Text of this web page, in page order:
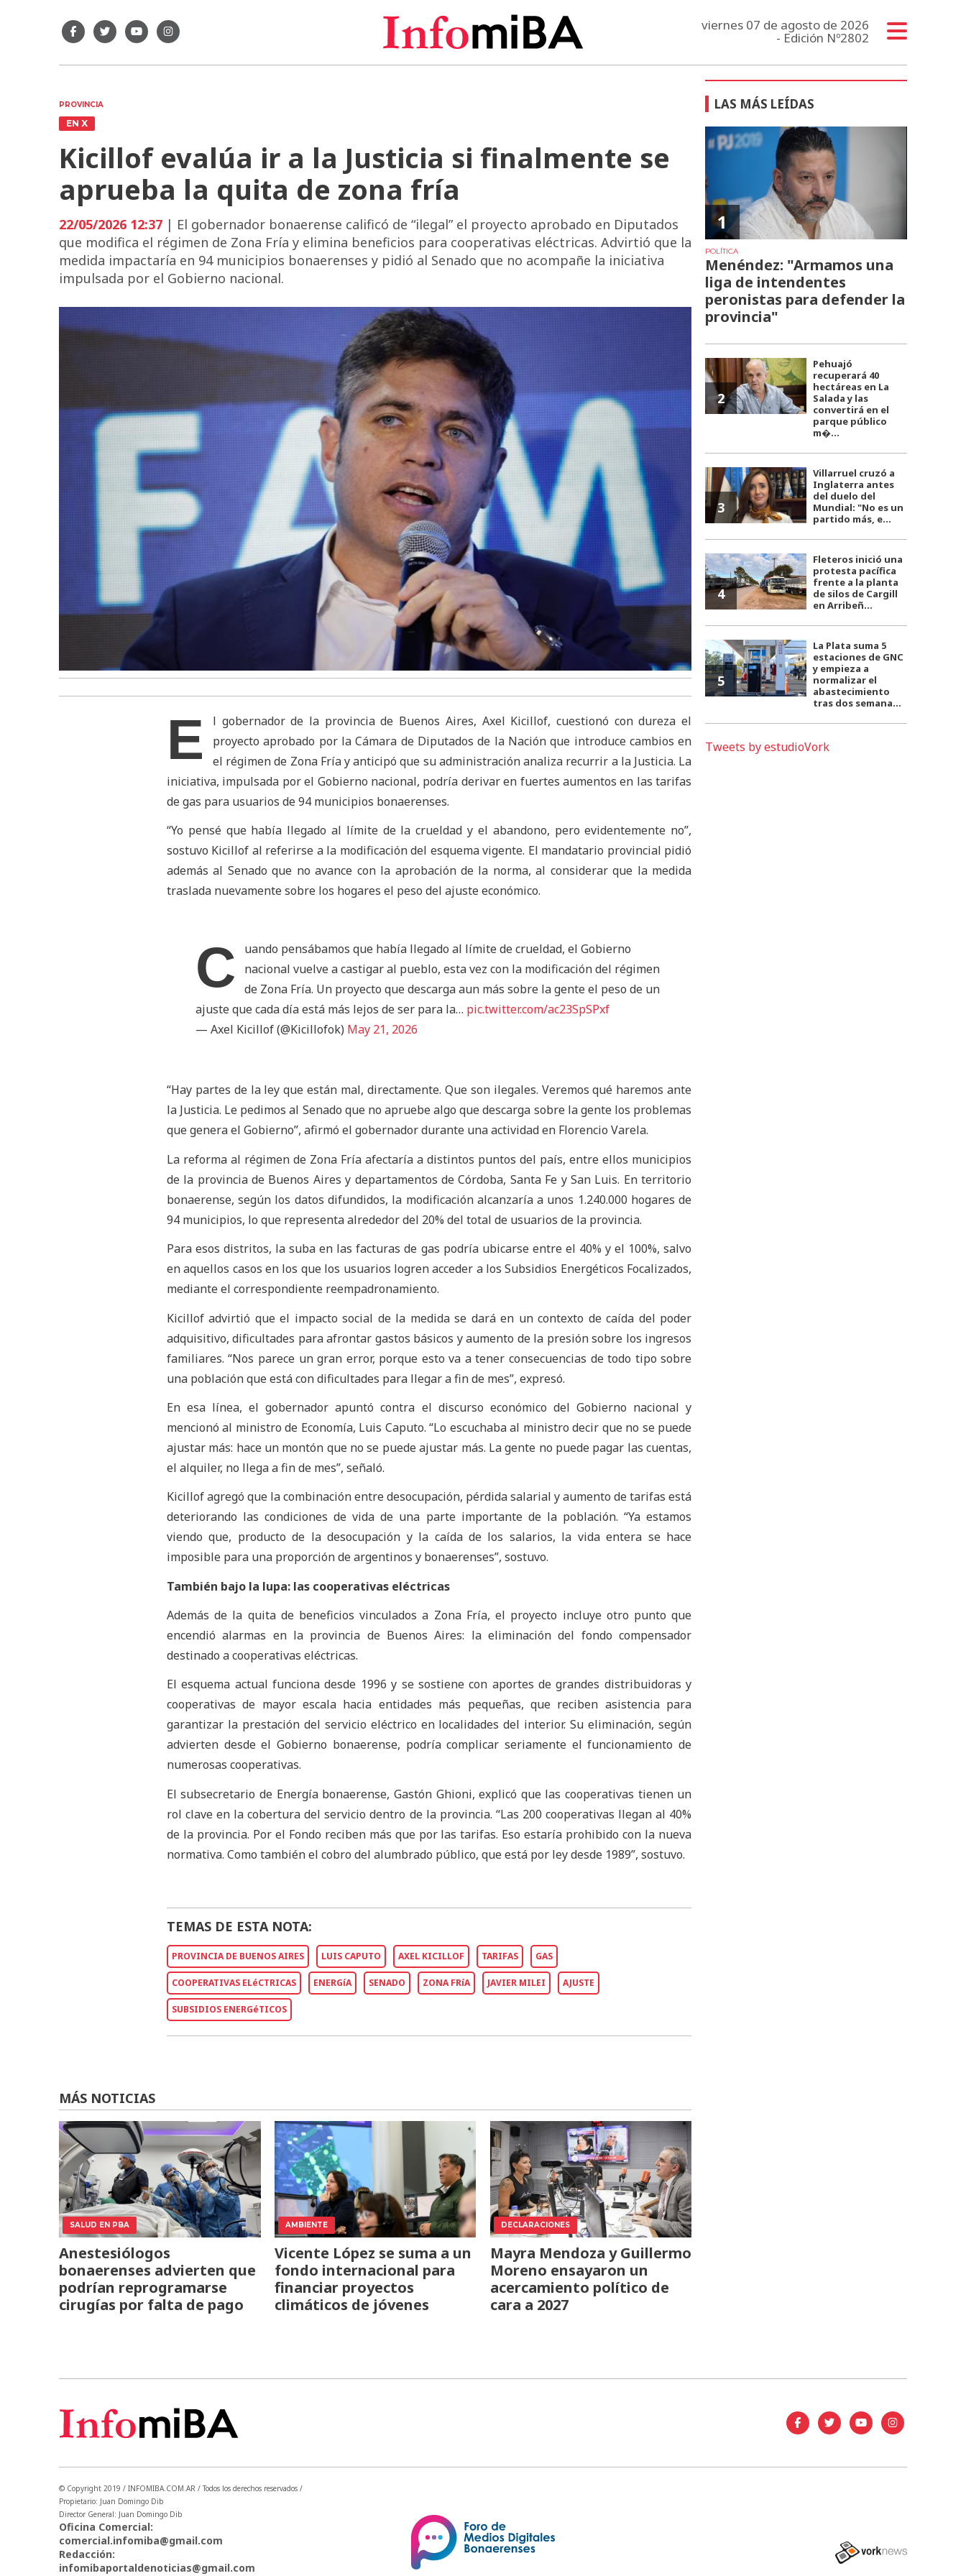
viernes 07 de agosto de 2026
- Edición Nº2802
PROVINCIA
EN X
Kicillof evalúa ir a la Justicia si finalmente se
aprueba la quita de zona fría
22/05/2026 12:37 | El gobernador bonaerense calificó de “ilegal” el proyecto aprobado en Diputados
que modifica el régimen de Zona Fría y elimina beneficios para cooperativas eléctricas. Advirtió que la
medida impactaría en 94 municipios bonaerenses y pidió al Senado que no acompañe la iniciativa
impulsada por el Gobierno nacional.
E
l gobernador de la provincia de Buenos Aires, Axel Kicillof, cuestionó con dureza el
proyecto aprobado por la Cámara de Diputados de la Nación que introduce cambios en
el régimen de Zona Fría y anticipó que su administración analiza recurrir a la Justicia. La
iniciativa, impulsada por el Gobierno nacional, podría derivar en fuertes aumentos en las tarifas
de gas para usuarios de 94 municipios bonaerenses.
“Yo pensé que había llegado al límite de la crueldad y el abandono, pero evidentemente no”,
sostuvo Kicillof al referirse a la modificación del esquema vigente. El mandatario provincial pidió
además al Senado que no avance con la aprobación de la norma, al considerar que la medida
traslada nuevamente sobre los hogares el peso del ajuste económico.
C
uando pensábamos que había llegado al límite de crueldad, el Gobierno
nacional vuelve a castigar al pueblo, esta vez con la modificación del régimen
de Zona Fría. Un proyecto que descarga aun más sobre la gente el peso de un
ajuste que cada día está más lejos de ser para la… pic.twitter.com/ac23SpSPxf
— Axel Kicillof (@Kicillofok) May 21, 2026
“Hay partes de la ley que están mal, directamente. Que son ilegales. Veremos qué haremos ante
la Justicia. Le pedimos al Senado que no apruebe algo que descarga sobre la gente los problemas
que genera el Gobierno”, afirmó el gobernador durante una actividad en Florencio Varela.
La reforma al régimen de Zona Fría afectaría a distintos puntos del país, entre ellos municipios
de la provincia de Buenos Aires y departamentos de Córdoba, Santa Fe y San Luis. En territorio
bonaerense, según los datos difundidos, la modificación alcanzaría a unos 1.240.000 hogares de
94 municipios, lo que representa alrededor del 20% del total de usuarios de la provincia.
Para esos distritos, la suba en las facturas de gas podría ubicarse entre el 40% y el 100%, salvo
en aquellos casos en los que los usuarios logren acceder a los Subsidios Energéticos Focalizados,
mediante el correspondiente reempadronamiento.
Kicillof advirtió que el impacto social de la medida se dará en un contexto de caída del poder
adquisitivo, dificultades para afrontar gastos básicos y aumento de la presión sobre los ingresos
familiares. “Nos parece un gran error, porque esto va a tener consecuencias de todo tipo sobre
una población que está con dificultades para llegar a fin de mes”, expresó.
En esa línea, el gobernador apuntó contra el discurso económico del Gobierno nacional y
mencionó al ministro de Economía, Luis Caputo. “Lo escuchaba al ministro decir que no se puede
ajustar más: hace un montón que no se puede ajustar más. La gente no puede pagar las cuentas,
el alquiler, no llega a fin de mes”, señaló.
Kicillof agregó que la combinación entre desocupación, pérdida salarial y aumento de tarifas está
deteriorando las condiciones de vida de una parte importante de la población. “Ya estamos
viendo que, producto de la desocupación y la caída de los salarios, la vida entera se hace
imposible para una proporción de argentinos y bonaerenses”, sostuvo.
También bajo la lupa: las cooperativas eléctricas
Además de la quita de beneficios vinculados a Zona Fría, el proyecto incluye otro punto que
encendió alarmas en la provincia de Buenos Aires: la eliminación del fondo compensador
destinado a cooperativas eléctricas.
El esquema actual funciona desde 1996 y se sostiene con aportes de grandes distribuidoras y
cooperativas de mayor escala hacia entidades más pequeñas, que reciben asistencia para
garantizar la prestación del servicio eléctrico en localidades del interior. Su eliminación, según
advierten desde el Gobierno bonaerense, podría complicar seriamente el funcionamiento de
numerosas cooperativas.
El subsecretario de Energía bonaerense, Gastón Ghioni, explicó que las cooperativas tienen un
rol clave en la cobertura del servicio dentro de la provincia. “Las 200 cooperativas llegan al 40%
de la provincia. Por el Fondo reciben más que por las tarifas. Eso estaría prohibido con la nueva
normativa. Como también el cobro del alumbrado público, que está por ley desde 1989”, sostuvo.
TEMAS DE ESTA NOTA:
PROVINCIA DE BUENOS AIRES LUIS CAPUTO AXEL KICILLOF TARIFAS GAS
COOPERATIVAS ELéCTRICAS ENERGíA SENADO ZONA FRíA JAVIER MILEI AJUSTE
SUBSIDIOS ENERGéTICOS
MÁS NOTICIAS
SALUD EN PBA
Anestesiólogos
bonaerenses advierten que
podrían reprogramarse
cirugías por falta de pago
AMBIENTE
Vicente López se suma a un
fondo internacional para
financiar proyectos
climáticos de jóvenes
DECLARACIONES
Mayra Mendoza y Guillermo
Moreno ensayaron un
acercamiento político de
cara a 2027
LAS MÁS LEÍDAS
1
POLÍTICA
Menéndez: "Armamos una
liga de intendentes
peronistas para defender la
provincia"
2
Pehuajó
recuperará 40
hectáreas en La
Salada y las
convertirá en el
parque público
m�...
3
Villarruel cruzó a
Inglaterra antes
del duelo del
Mundial: "No es un
partido más, e...
4
Fleteros inició una
protesta pacífica
frente a la planta
de silos de Cargill
en Arribeñ...
5
La Plata suma 5
estaciones de GNC
y empieza a
normalizar el
abastecimiento
tras dos semana...
Tweets by estudioVork
© Copyright 2019 / INFOMIBA.COM.AR / Todos los derechos reservados /
Propietario: Juan Domingo Dib
Director General: Juan Domingo Dib
Oficina Comercial:
comercial.infomiba@gmail.com
Redacción:
infomibaportaldenoticias@gmail.com